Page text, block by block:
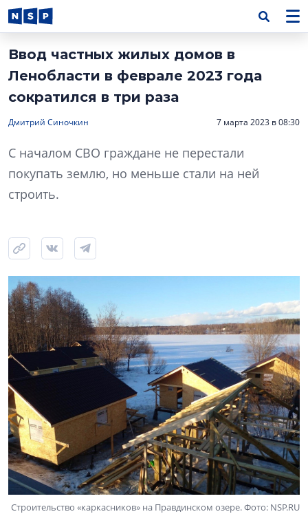
Ввод частных жилых домов в
Ленобласти в феврале 2023 года
сократился в три раза
Дмитрий Синочкин 7 марта 2023 в 08:30
С началом СВО граждане не перестали
покупать землю, но меньше стали на ней
строить.
Строительство «каркасников» на Правдинском озере. Фото: NSP.RU